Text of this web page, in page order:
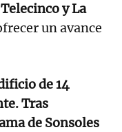
y La
un avance
de 14
Tras
de Sonsoles